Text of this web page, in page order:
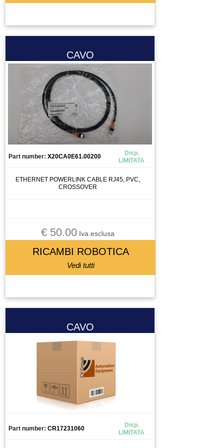
DOMOTICA
DRIVER
ELETTROMANDRINO
ELETTROVALVOLA
ELETTROVALVOLA VALVOLA
ENCODER
ESTRUSORE
FERRITE TORROIDALE
FILTRO
FUSIBILE
INGRANAGGIO
INTERRUTTORE
LASER SCANNER
LETTORE BARCODE
LUBRIFICATORE
MACCHINA DI MISURA
MACCHINA UTENSILE
MADRINO
MANIPOLATORE
CAVO
Part number: X20CA0E61.00200
Disp.
LIMITATA
ETHERNET POWERLINK CABLE RJ45, PVC,
CROSSOVER
€ 50.00Iva esclusa
RICAMBI ROBOTICA
Vedi tutti
CAVO
Part number: CR17231060
Disp.
LIMITATA